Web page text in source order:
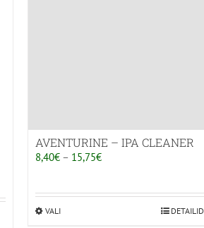
AVENTURINE – IPA CLEANER
8,40€ – 15,75€Hinnavahemik:
kuni
VALISellel
DETAILID